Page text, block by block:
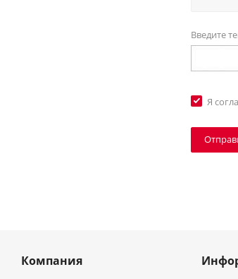
Введите
Я
Компания